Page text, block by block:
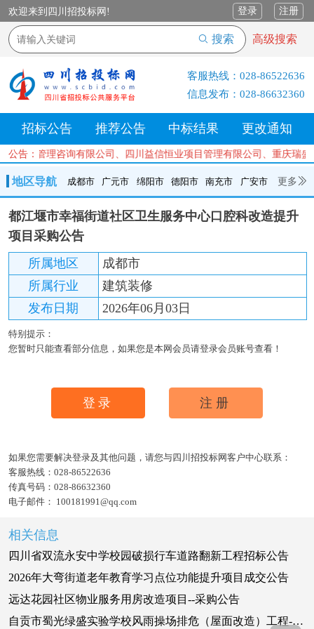
欢迎来到四川招投标网! 登录 注册
搜索 高级搜索
客服热线： 028-86522636
信息发布： 028-86632360
招标公告 推荐公告 中标结果 更改通知
公告： 理咨询有限公司、四川益信恒业项目管理有限公司、
地区导航 成都市 广元市 绵阳市 德阳市 南充市 广安市 更多
成都市 广元市 绵阳市 德阳市 南充市 广安市
遂宁市
内江市
乐山市
达州市
资阳市 眉山市 雅安市 阿坝州 甘孜州 凉山州
都江堰市幸福街道社区卫生服务中心口腔科改造提升
项目采购公告
所属地区
成都市
所属行业
建筑装修
发布日期
2026年06月03日
特别提示：
您暂时只能查看部分信息，如果您是本网会员请登录会员账号查看！
登录 注册
如果您需要解决登录及其他问题，请您与四川招投标网客户中心联系：
客服热线： 028-86522636
传真号码： 028-86632360
电子邮件： 100181991@qq.com
相关信息
四川省双流永安中学校园破损行车道路翻新工程招标公告
2026年大弯街道老年教育学习点位功能提升项目成交公告
远达花园社区物业服务用房改造项目--采购公告
自贡市蜀光绿盛实验学校风雨操场排危（屋面改造）工程-采购公告